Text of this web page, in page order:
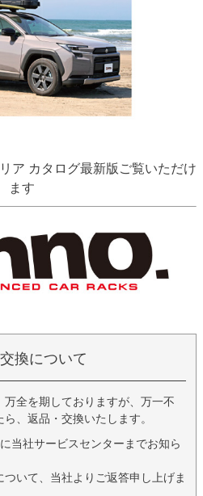
ア カタログ最新版ご覧いただけ
ます
換について
全を期しておりますが、万一不
、返品・交換いたします。
当社サービスセンターまでお知ら
ついて、当社よりご返答申し上げま